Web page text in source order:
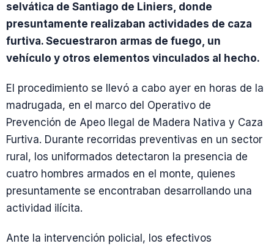
selvática de Santiago de Liniers, donde
presuntamente realizaban actividades de caza
furtiva. Secuestraron armas de fuego, un
vehículo y otros elementos vinculados al hecho.
El procedimiento se llevó a cabo ayer en horas de la
madrugada, en el marco del Operativo de
Prevención de Apeo Ilegal de Madera Nativa y Caza
Furtiva. Durante recorridas preventivas en un sector
rural, los uniformados detectaron la presencia de
cuatro hombres armados en el monte, quienes
presuntamente se encontraban desarrollando una
actividad ilícita.
Ante la intervención policial, los efectivos